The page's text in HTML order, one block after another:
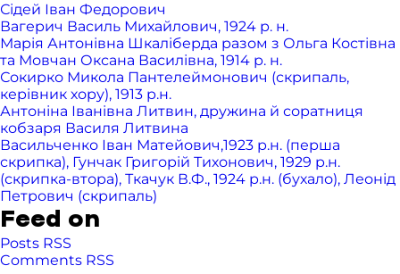
Сідей Іван Федорович
Вагерич Василь Михайлович, 1924 р. н.
Марія Антонівна Шкаліберда разом з Ольга Костівна
та Мовчан Оксана Василівна, 1914 р. н.
Сокирко Микола Пантелеймонович (скрипаль,
керівник хору), 1913 р.н.
Антоніна Іванівна Литвин, дружина й соратниця
кобзаря Василя Литвина
Васильченко Іван Матейович,1923 р.н. (перша
скрипка), Гунчак Григорій Тихонович, 1929 р.н.
(скрипка-втора), Ткачук В.Ф., 1924 р.н. (бухало), Леонід
Петрович (скрипаль)
Feed on
Posts RSS
Comments RSS